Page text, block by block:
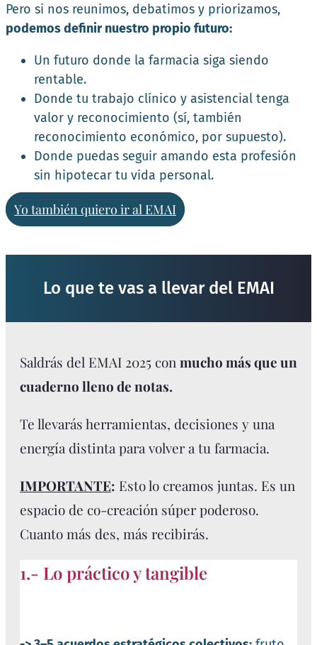
Pero si nos reunimos, debatimos y priorizamos,
podemos definir nuestro propio futuro:
Un futuro donde la farmacia siga siendo
rentable.
Donde tu trabajo clínico y asistencial tenga
valor y reconocimiento (sí, también
reconocimiento económico, por supuesto).
Donde puedas seguir amando esta profesión
sin hipotecar tu vida personal.
Yo también quiero ir al EMAI
Lo que te vas a llevar del EMAI
Saldrás del EMAI 2025 conmucho más que un
cuaderno lleno de notas.
Te llevarás herramientas, decisiones y una
energía distinta para volver a tu farmacia.
IMPORTANTE: Esto lo creamos juntas. Es un
espacio de co-creación súper poderoso.
Cuanto más des, más recibirás.
1.- Lo práctico y tangible